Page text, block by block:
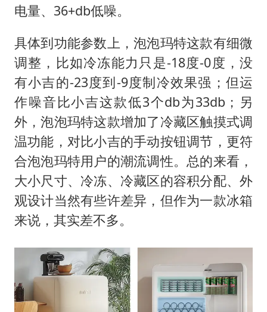
电量、36+db低噪。
具体到功能参数上，泡泡玛特这款有细微
调整，比如冷冻能力只是-18度-0度，没
有小吉的-23度到-9度制冷效果强；但运
作噪音比小吉这款低3个db为33db；另
外，泡泡玛特这款增加了冷藏区触摸式调
温功能，对比小吉的手动按钮调节，更符
合泡泡玛特用户的潮流调性。总的来看，
大小尺寸、冷冻、冷藏区的容积分配、外
观设计当然有些许差异，但作为一款冰箱
来说，其实差不多。